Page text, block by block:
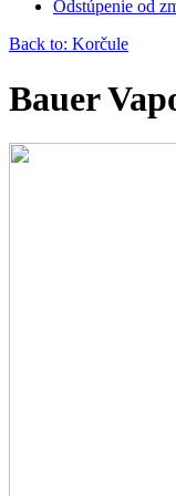
Odstúpenie od
Back to: Korčule
Bauer